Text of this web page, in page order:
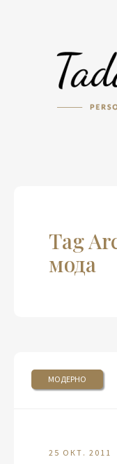
Tag
мода
МОДЕРНО
25 ОКТ. 2011